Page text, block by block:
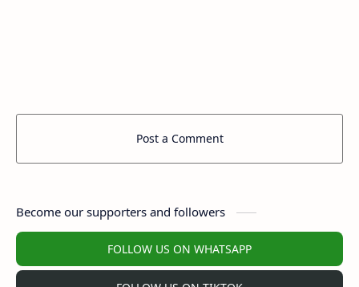
Post a Comment
Become our supporters and followers
FOLLOW US ON WHATSAPP